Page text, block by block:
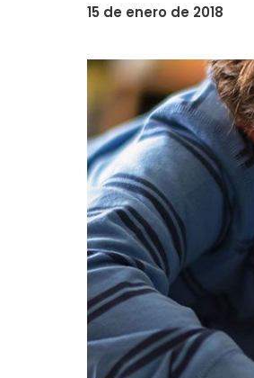
15 de enero de 2018